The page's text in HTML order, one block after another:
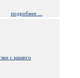
подробнее ...
с нашего